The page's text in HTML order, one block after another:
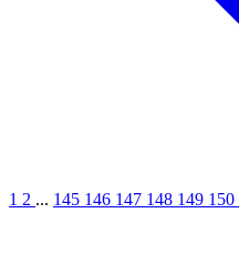
1 2 ... 145 146 147 148 149 150